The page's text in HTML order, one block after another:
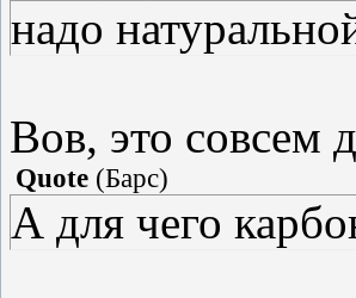
надо
Вов, это совсем
Quote (Барс)
А для чего